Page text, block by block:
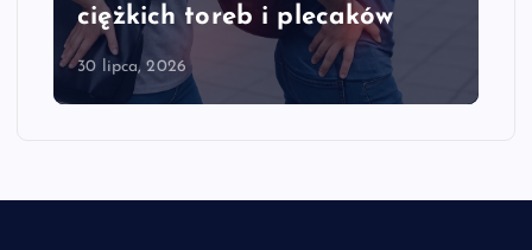
ciężkich toreb i plecaków
30 lipca, 2026